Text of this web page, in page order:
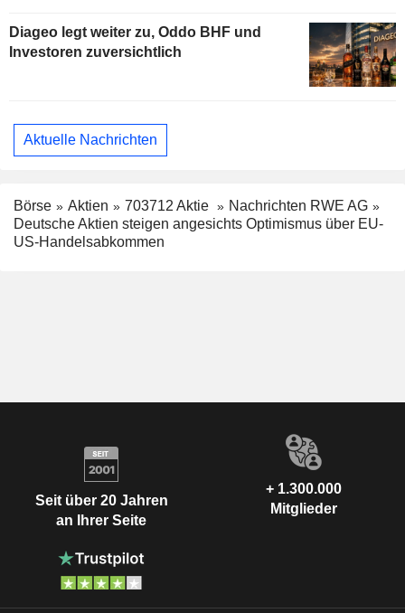
Diageo legt weiter zu, Oddo BHF und
Investoren zuversichtlich
Aktuelle Nachrichten
Börse Aktien 703712 Aktie
Nachrichten RWE AG
Deutsche Aktien steigen angesichts Optimismus über EU-
US-Handelsabkommen
Seit über 20 Jahren
an Ihrer Seite
+ 1.300.000
Mitglieder